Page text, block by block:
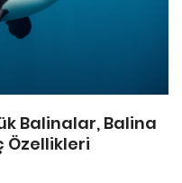
Balinalar, Balina
Özellikleri